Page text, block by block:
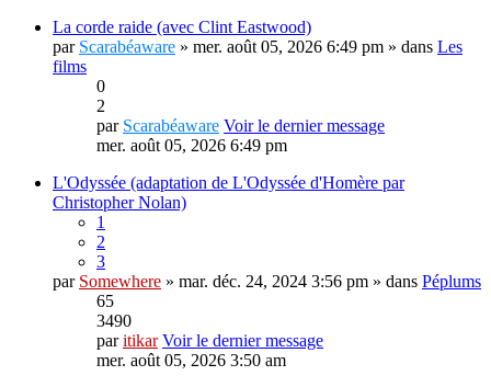
La corde raide (avec Clint Eastwood)
par Scarabéaware » mer. août 05, 2026 6:49 pm » dans Les
films
0
2
par Scarabéaware Voir le dernier message
mer. août 05, 2026 6:49 pm
L'Odyssée (adaptation de L'Odyssée d'Homère par
Christopher Nolan)
1
2
3
par Somewhere » mar. déc. 24, 2024 3:56 pm » dans Péplums
65
3490
paritikar Voir le dernier message
mer. août 05, 2026 3:50 am